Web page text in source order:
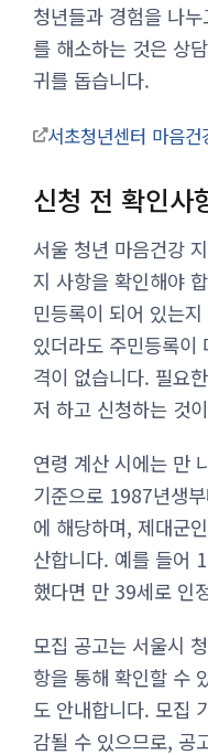
청년들과 경험을 나
를 해소하는 것은 상
귀를 돕습니다.
서초청년센터 마음
신청 전 확인사
서울 청년 마음건강
지 사항을 확인해야
민등록이 되어 있는
있더라도 주민등록이
격이 없습니다. 필요
저 하고 신청하는 것
연령 계산 시에는 만
기준으로 1987년생
에 해당하며, 제대군
산합니다. 예를 들어
했다면 만 39세로 인
모집 공고는 서울시
항을 통해 확인할 수
도 안내합니다. 모집
감될 수 있으므로, 공